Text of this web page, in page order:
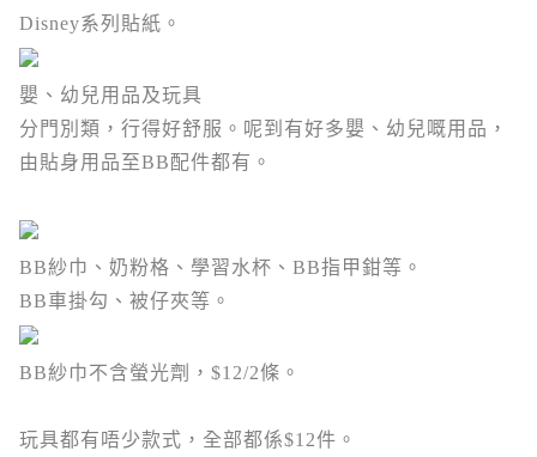
Disney系列貼紙。
嬰、幼兒用品及玩具
分門別類，行得好舒服。呢到有好多嬰、幼兒嘅用品，
由貼身用品至BB配件都有。
BB紗巾、奶粉格、學習水杯、BB指甲鉗等。
BB車掛勾、被仔夾等。
BB紗巾不含螢光劑，$12/2條。
玩具都有唔少款式，全部都係$12件。